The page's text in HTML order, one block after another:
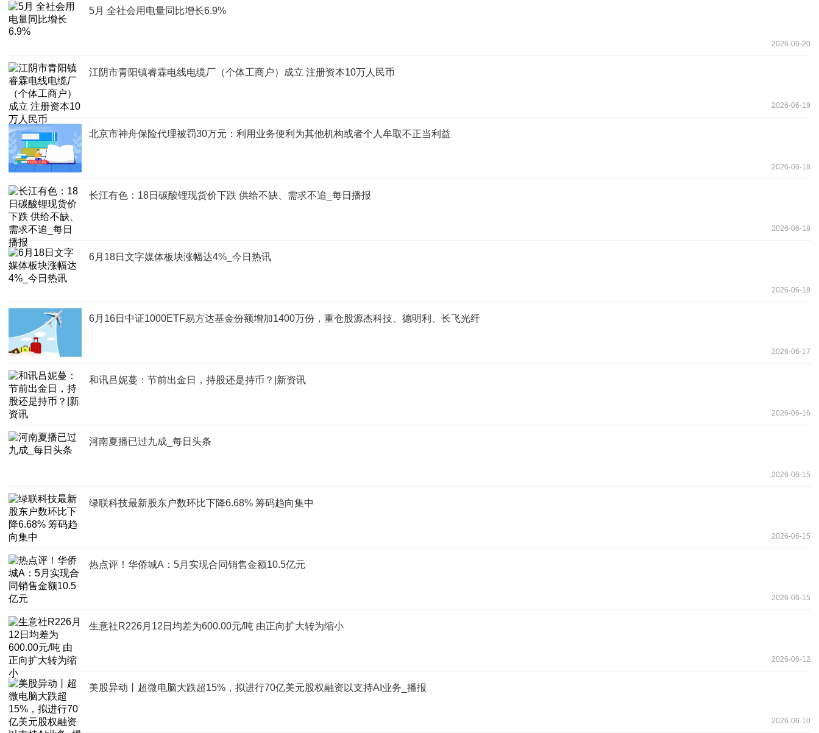
5月 全社会用电量同比增长6.9%
2026-06-20
江阴市青阳镇睿霖电线电缆厂（个体工商户）成立 注册资本10万人民币
2026-06-19
北京市神舟保险代理被罚30万元：利用业务便利为其他机构或者个人牟取不正当利益
2026-06-18
长江有色：18日碳酸锂现货价下跌 供给不缺、需求不追_每日播报
2026-06-18
6月18日文字媒体板块涨幅达4%_今日热讯
2026-06-18
6月16日中证1000ETF易方达基金份额增加1400万份，重仓股源杰科技、德明利、长飞光纤
2026-06-17
和讯吕妮蔓：节前出金日，持股还是持币？|新资讯
2026-06-16
河南夏播已过九成_每日头条
2026-06-15
绿联科技最新股东户数环比下降6.68% 筹码趋向集中
2026-06-15
热点评！华侨城A：5月实现合同销售金额10.5亿元
2026-06-15
生意社R226月12日均差为600.00元/吨 由正向扩大转为缩小
2026-06-12
美股异动丨超微电脑大跌超15%，拟进行70亿美元股权融资以支持AI业务_播报
2026-06-10